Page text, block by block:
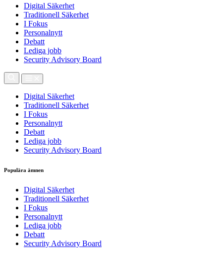
Digital Säkerhet
Traditionell Säkerhet
I Fokus
Personalnytt
Debatt
Lediga jobb
Security Advisory Board
Digital Säkerhet
Traditionell Säkerhet
I Fokus
Personalnytt
Debatt
Lediga jobb
Security Advisory Board
Populära ämnen
Digital Säkerhet
Traditionell Säkerhet
I Fokus
Personalnytt
Lediga jobb
Debatt
Security Advisory Board